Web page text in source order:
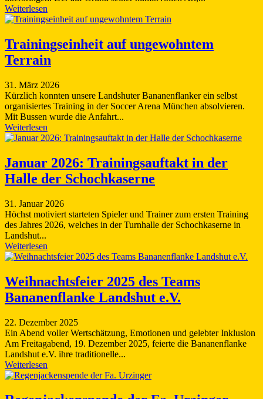
Weiterlesen
Trainingseinheit auf ungewohntem
Terrain
31. März 2026
Kürzlich konnten unsere Landshuter Bananenflanker ein selbst
organisiertes Training in der Soccer Arena München absolvieren.
Mit Bussen wurde die Anfahrt...
Weiterlesen
Januar 2026: Trainingsauftakt in der
Halle der Schochkaserne
31. Januar 2026
Höchst motiviert starteten Spieler und Trainer zum ersten Training
des Jahres 2026, welches in der Turnhalle der Schochkaserne in
Landshut...
Weiterlesen
Weihnachtsfeier 2025 des Teams
Bananenflanke Landshut e.V.
22. Dezember 2025
Ein Abend voller Wertschätzung, Emotionen und gelebter Inklusion
Am Freitagabend, 19. Dezember 2025, feierte die Bananenflanke
Landshut e.V. ihre traditionelle...
Weiterlesen